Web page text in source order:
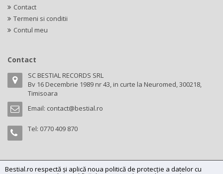
Bestial.ro respectă și aplică noua politică de protecție a datelor cu
Contact
Termeni si conditii
Contul meu
Contact
SC BESTIAL RECORDS SRL
Bv 16 Decembrie 1989 nr 43, in curte la Neuromed, 300218,
Timisoara
Email: contact@bestial.ro
Tel: 0770 409 870
Copyright (C) 2026bestial.ro -All rights reserved.